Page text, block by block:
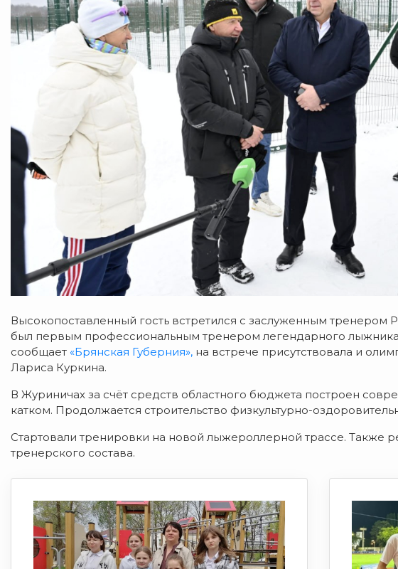
Высокопоставленный гость встретился с заслуженным
был первым профессиональным тренером легендарного
сообщает «Брянская Губерния», на встрече присутствовала и
Лариса Куркина.
В Журиничах за счёт средств областного бюджета построен
катком. Продолжается строительство физкультурно-
Стартовали тренировки на новой лыжероллерной трассе. Также
тренерского состава.